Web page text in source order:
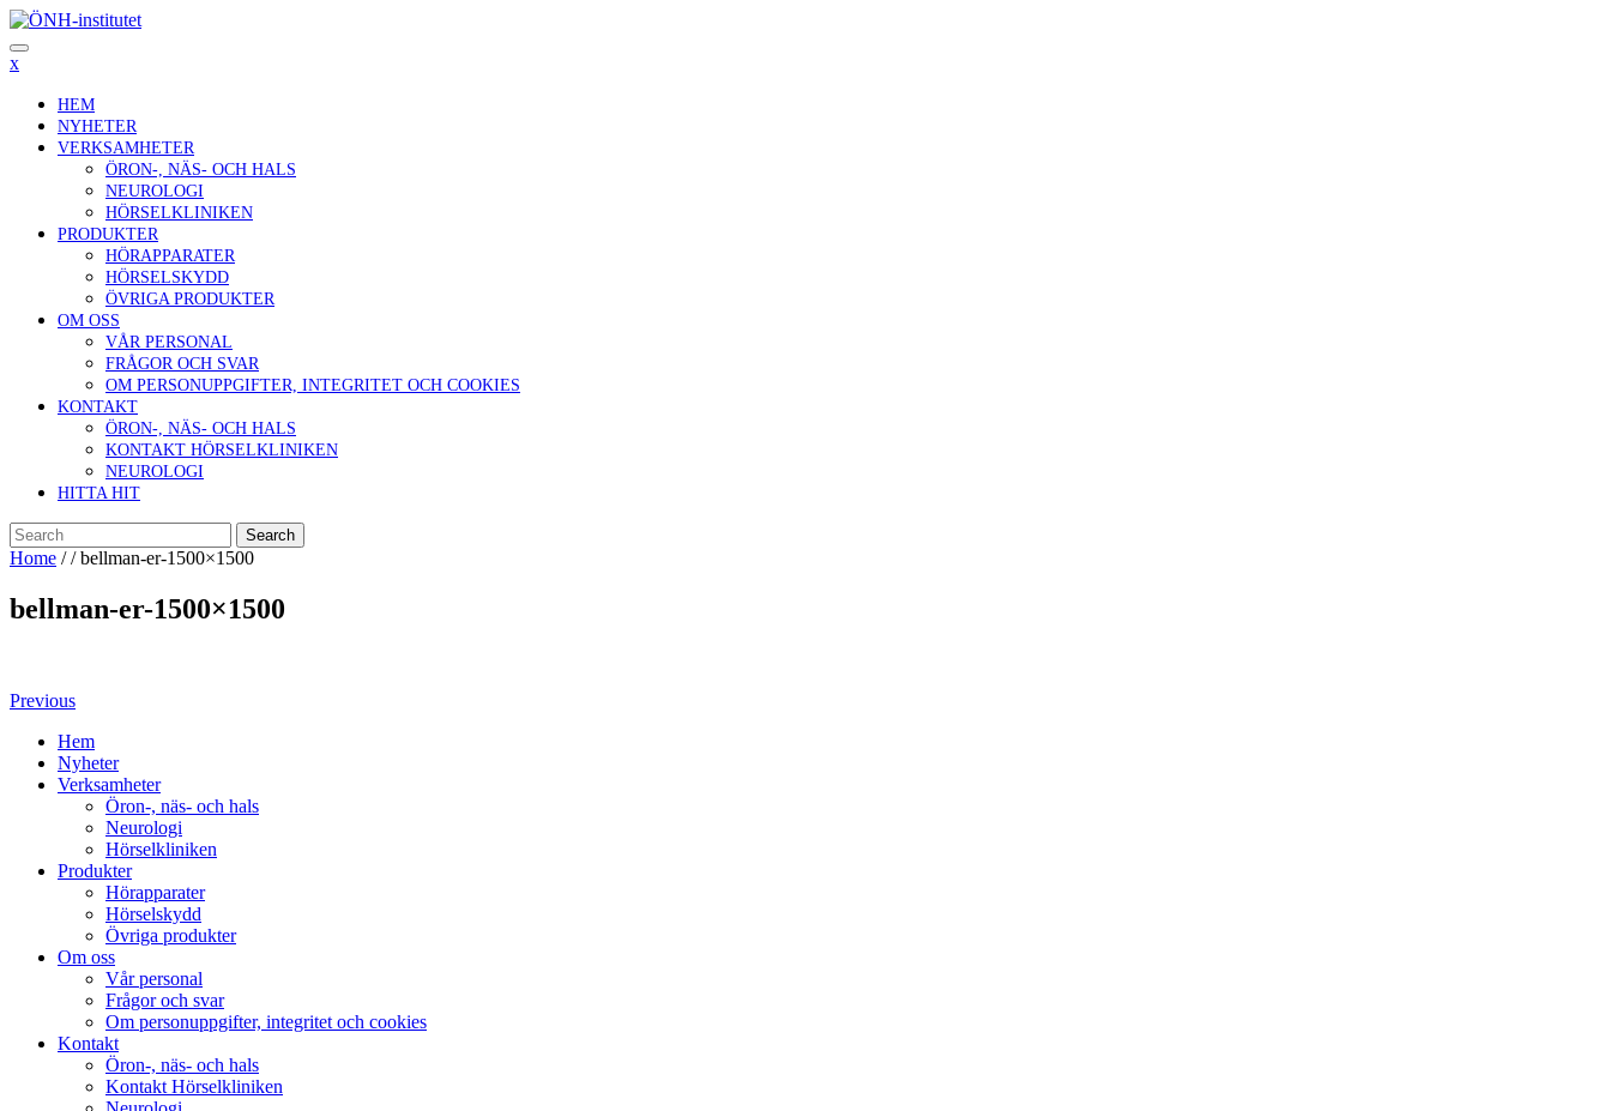
Skip
to
content
x
HEM
NYHETER
VERKSAMHETER
ÖRON-, NÄS- OCH HALS
NEUROLOGI
HÖRSELKLINIKEN
PRODUKTER
HÖRAPPARATER
HÖRSELSKYDD
ÖVRIGA PRODUKTER
OM OSS
VÅR PERSONAL
FRÅGOR OCH SVAR
OM PERSONUPPGIFTER, INTEGRITET OCH COOKIES
KONTAKT
ÖRON-, NÄS- OCH HALS
KONTAKT HÖRSELKLINIKEN
NEUROLOGI
HITTA HIT
Search
Home / /bellman-er-1500×1500
bellman-er-1500×1500
Inläggsnavigering
Previous
Previous
Hem
Nyheter
Verksamheter
Öron-, näs- och hals
Neurologi
Hörselkliniken
Produkter
Hörapparater
Hörselskydd
Övriga produkter
Om oss
Vår personal
Frågor och svar
Om personuppgifter, integritet och cookies
Kontakt
Öron-, näs- och hals
Kontakt Hörselkliniken